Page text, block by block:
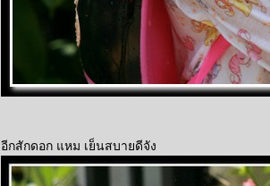
อีกสักดอก แหม เย็นสบายดีจัง